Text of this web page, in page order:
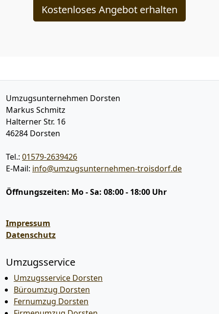
Kostenloses Angebot erhalten
Umzugsunternehmen Dorsten
Markus Schmitz
Halterner Str. 16
46284 Dorsten
Tel.: 01579-2639426
E-Mail: info@umzugsunternehmen-troisdorf.de
Öffnungszeiten: Mo - Sa: 08:00 - 18:00 Uhr
Impressum
Datenschutz
Umzugsservice
Umzugsservice Dorsten
Büroumzug Dorsten
Fernumzug Dorsten